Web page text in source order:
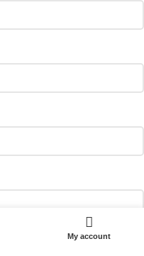
на е-маил или Viber?
My account